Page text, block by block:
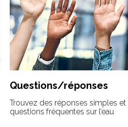
Questions/réponses
Trouvez des réponses simples et
questions fréquentes sur l’eau